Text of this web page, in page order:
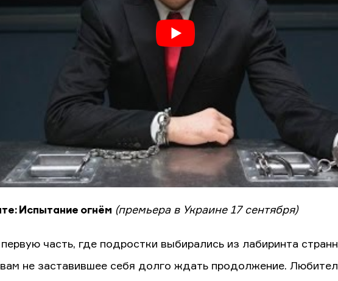
Испытание огнём (премьера в Украине 17 сентября)
часть, где подростки выбирались из лабиринта
вам не заставившее себя долго ждать продолжение.